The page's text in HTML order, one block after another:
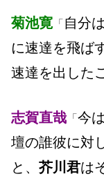
菊池寛「 自分
に速達を飛ば
速達を出した
志賀直哉 「 今
壇の誰彼に対
と、 芥川君は